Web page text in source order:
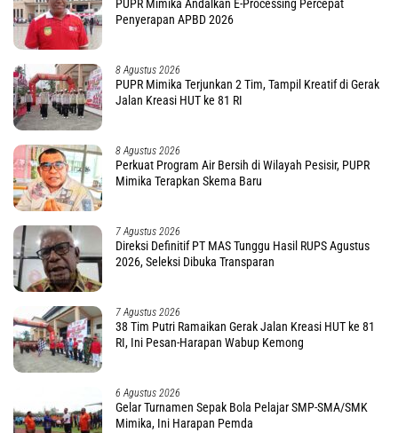
PUPR Mimika Andalkan E-Processing Percepat
Penyerapan APBD 2026
8 Agustus 2026
PUPR Mimika Terjunkan 2 Tim, Tampil Kreatif di Gerak
Jalan Kreasi HUT ke 81 RI
8 Agustus 2026
Perkuat Program Air Bersih di Wilayah Pesisir, PUPR
Mimika Terapkan Skema Baru
7 Agustus 2026
Direksi Definitif PT MAS Tunggu Hasil RUPS Agustus
2026, Seleksi Dibuka Transparan
7 Agustus 2026
38 Tim Putri Ramaikan Gerak Jalan Kreasi HUT ke 81
RI, Ini Pesan-Harapan Wabup Kemong
6 Agustus 2026
Gelar Turnamen Sepak Bola Pelajar SMP-SMA/SMK
Mimika, Ini Harapan Pemda